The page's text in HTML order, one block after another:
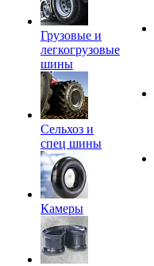
Грузовые и
легкогрузовые
шины
Сельхоз и
спец шины
Камеры